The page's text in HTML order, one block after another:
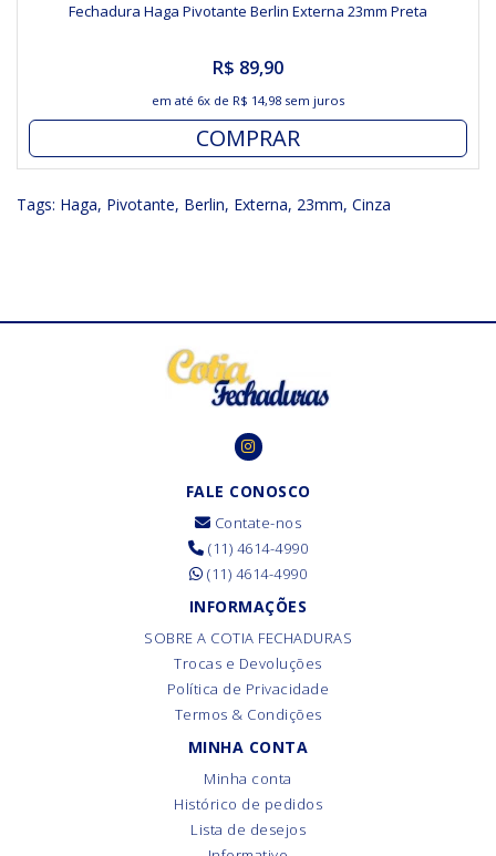
Fechadura Haga Pivotante Berlin Externa 23mm Preta
R$ 89,90
em até 6x de R$ 14,98 sem juros
COMPRAR
Tags: Haga, Pivotante, Berlin, Externa, 23mm, Cinza
FALE CONOSCO
Contate-nos
(11) 4614-4990
(11) 4614-4990
INFORMAÇÕES
SOBRE A COTIA FECHADURAS
Trocas e Devoluções
Política de Privacidade
Termos & Condições
MINHA CONTA
Minha conta
Histórico de pedidos
Lista de desejos